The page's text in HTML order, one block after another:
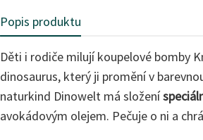
Popis produktu
Děti i rodiče milují koupelové bomby
dinosaurus, který ji promění v
naturkind Dinowelt má složení
avokádovým olejem. Pečuje o ni a